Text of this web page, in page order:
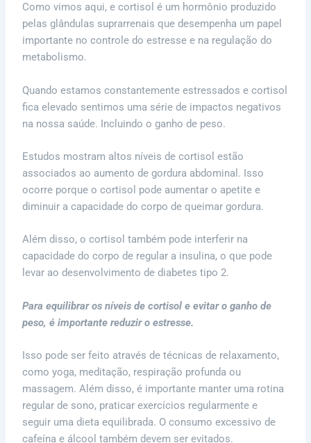
Como vimos aqui, e cortisol é um hormônio produzido
pelas glândulas suprarrenais que desempenha um papel
importante no controle do estresse e na regulação do
metabolismo.
Quando estamos constantemente estressados e cortisol
fica elevado sentimos uma série de impactos negativos
na nossa saúde. Incluindo o ganho de peso.
Estudos mostram altos níveis de cortisol estão
associados ao aumento de gordura abdominal. Isso
ocorre porque o cortisol pode aumentar o apetite e
diminuir a capacidade do corpo de queimar gordura.
Além disso, o cortisol também pode interferir na
capacidade do corpo de regular a insulina, o que pode
levar ao desenvolvimento de diabetes tipo 2.
Para equilibrar os níveis de cortisol e evitar o ganho de
peso, é importante reduzir o estresse.
Isso pode ser feito através de técnicas de relaxamento,
como yoga, meditação, respiração profunda ou
massagem. Além disso, é importante manter uma rotina
regular de sono, praticar exercícios regularmente e
seguir uma dieta equilibrada. O consumo excessivo de
cafeína e álcool também devem ser evitados.